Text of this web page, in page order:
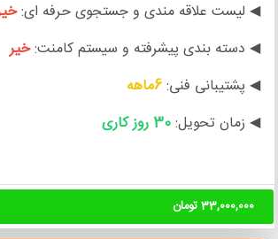
◀ لیست علاقه مندی و جستجوی حرفه ای:
◀ دسته بندی پیشرفته و سیستم کامنت:خیر
◀ پشتیبانی فنی:6ماهه
◀ زمان تحویل:30 روز کاری
33,000,000 تومان